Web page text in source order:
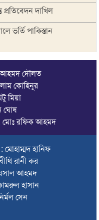
দাখিল
ভর্তি পাকিস্তান
অভিযোগে যুবক গ্রেপ্তার
যাওয়া হচ্ছে আটগ্রামে
নবাগত
ফিরলেন নাসিম হোসাইন
প্রাণহানি
মামলায় জাকিরের মৃত্যুদণ্ড
আহমদ দৌলত
কোহিনূর
মিয়া
ঘোষ
মোঃ রফিক আহমদ
হানিফ
রানী কর
আহমদ
হাসান
সেন